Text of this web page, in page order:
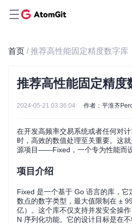
首页 / 推荐高性能固定精度数字库
推荐高性能固定精度
2024-05-21 03:36:04 作者：平淮齐
在开发高频率交易系统或者任何对
时，高效的数值处理至关重要。这
源项目——Fixed，一个专为性能而
项目介绍
Fixed 是一个基于 Go 语言的库，
数点的数字类型，最大值限制在 ±
亿）。这个库不仅支持并发安全操
N 序列化功能。它的设计目标是在